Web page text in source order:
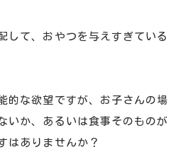
して、おやつを与えすぎている
的な欲望ですが、お子さんの場
いか、あるいは食事そのものが
はありませんか？